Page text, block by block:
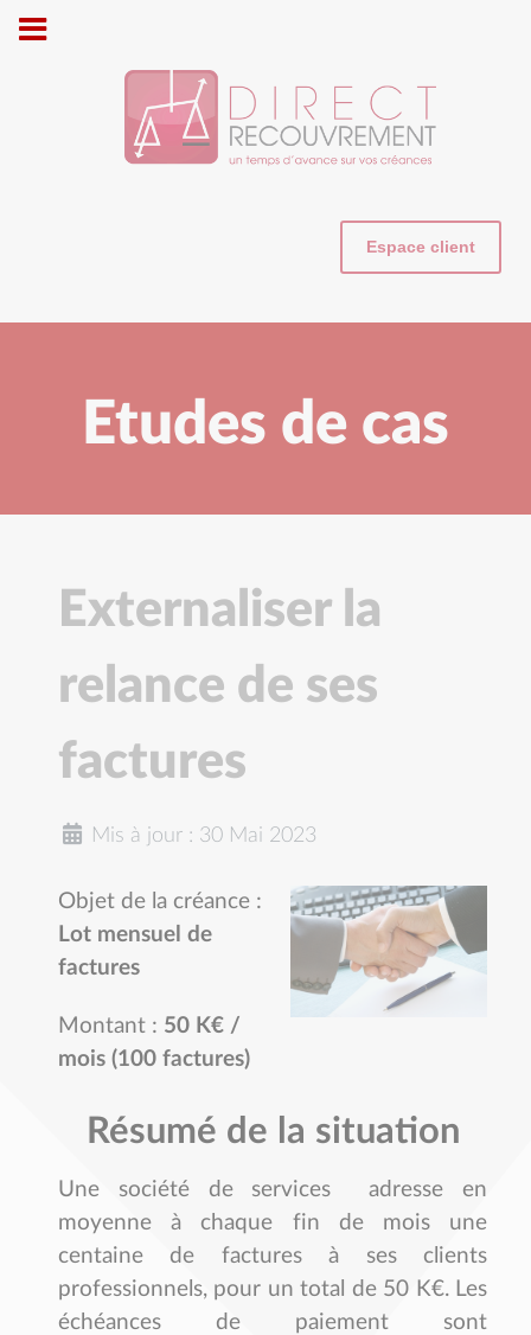
Espace client
Etudes de cas
Externaliser la
relance de ses
factures
Mis à jour : 30 Mai 2023
Objet de la créance :
Lot mensuel de
factures
Montant : 50 K€ /
mois (100 factures)
Résumé de la situation
Une société de services adresse en
moyenne à chaque fin de mois une
centaine de factures à ses clients
professionnels, pour un total de 50 K€. Les
échéances de paiement sont
Cookies management panel